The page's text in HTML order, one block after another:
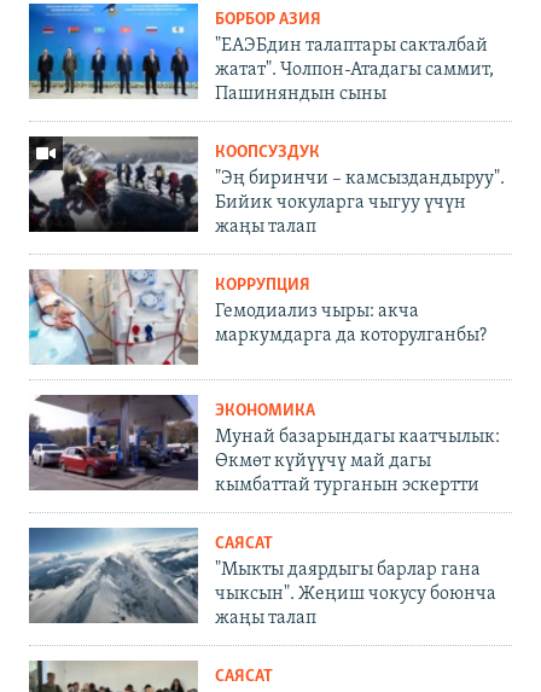
БОРБОР АЗИЯ
"ЕАЭБдин талаптары сакталбай
жатат". Чолпон-Атадагы саммит,
Пашиняндын сыны
КООПСУЗДУК
"Эң биринчи – камсыздандыруу".
Бийик чокуларга чыгуу үчүн
жаңы талап
КОРРУПЦИЯ
Гемодиализ чыры: акча
маркумдарга да которулганбы?
ЭКОНОМИКА
Мунай базарындагы каатчылык:
Өкмөт күйүүчү май дагы
кымбаттай турганын эскертти
САЯСАТ
"Мыкты даярдыгы барлар гана
чыксын". Жеңиш чокусу боюнча
жаңы талап
САЯСАТ